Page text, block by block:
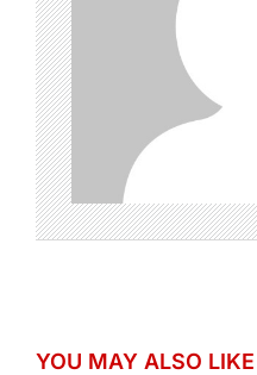
YOU MAY ALSO LIKE